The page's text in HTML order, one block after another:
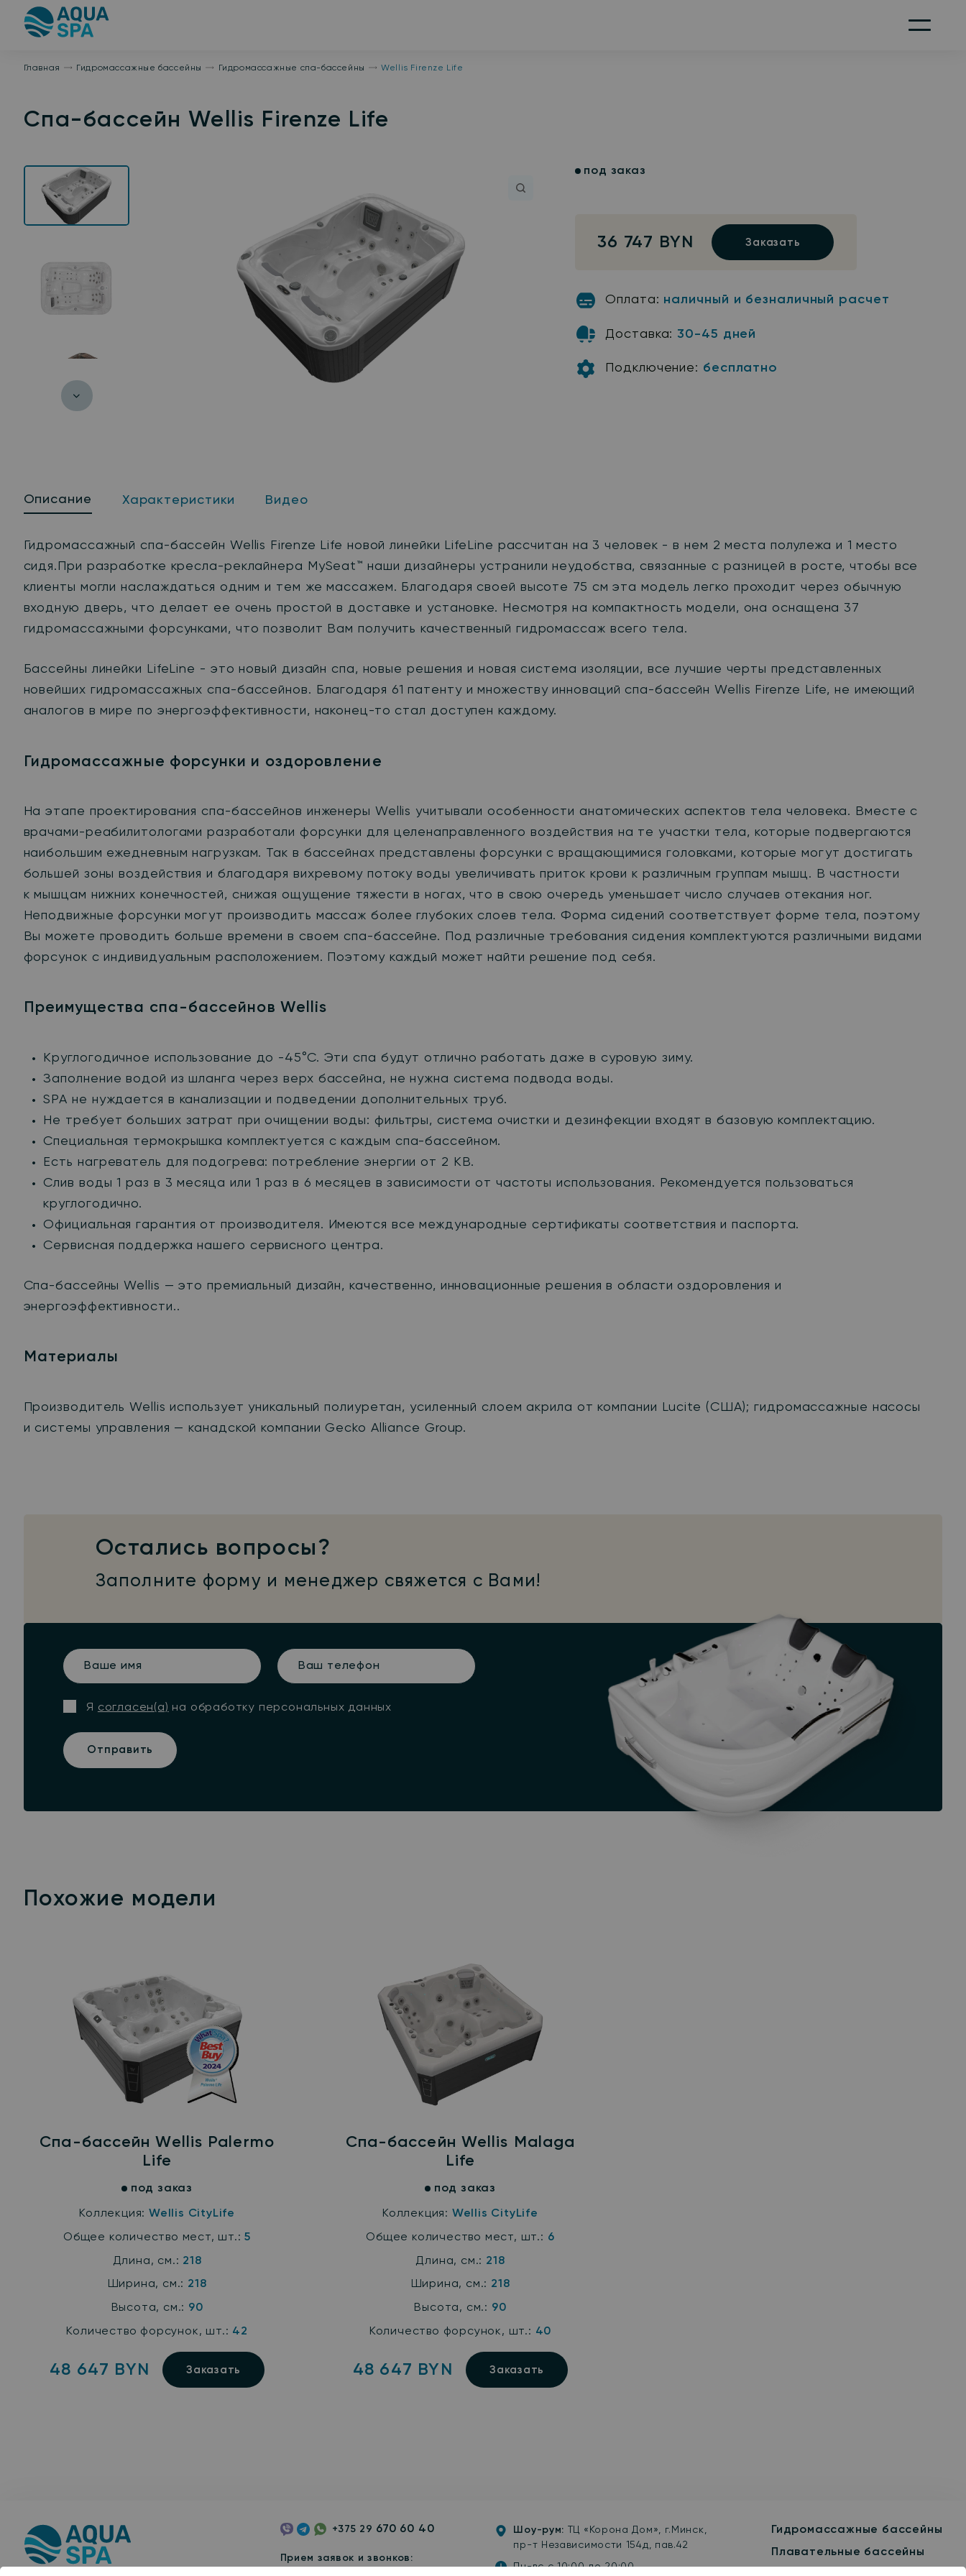
На
главную
Меню
Главная Гидромассажные бассейны Гидромассажные спа-бассейны Wellis Firenze Life
Спа-бассейн Wellis Firenze Life
под заказ
36 747 BYN Заказать
Оплата: наличный и безналичный расчет
Доставка: 30-45 дней
Подключение: бесплатно
Описание Характеристики Видео
Гидромассажный спа-бассейн Wellis Firenze Life новой линейки LifeLine рассчитан на 3 человек - в нем 2 места полулежа и 1 место
сидя.При разработке кресла-реклайнера MySeat™ наши дизайнеры устранили неудобства, связанные с разницей в росте, чтобы все
клиенты могли наслаждаться одним и тем же массажем. Благодаря своей высоте 75 см эта модель легко проходит через обычную
входную дверь, что делает ее очень простой в доставке и установке. Несмотря на компактность модели, она оснащена 37
гидромассажными форсунками, что позволит Вам получить качественный гидромассаж всего тела.
Бассейны линейки LifeLine - это новый дизайн спа, новые решения и новая система изоляции, все лучшие черты представленных
новейших гидромассажных спа-бассейнов. Благодаря 61 патенту и множеству инноваций спа-бассейн Wellis Firenze Life, не имеющий
аналогов в мире по энергоэффективности, наконец-то стал доступен каждому.
Гидромассажные форсунки и оздоровление
На этапе проектирования спа-бассейнов инженеры Wellis учитывали особенности анатомических аспектов тела человека. Вместе с
врачами-реабилитологами разработали форсунки для целенаправленного воздействия на те участки тела, которые подвергаются
наибольшим ежедневным нагрузкам. Так в бассейнах представлены форсунки с вращающимися головками, которые могут достигать
большей зоны воздействия и благодаря вихревому потоку воды увеличивать приток крови к различным группам мышц. В частности
к мышцам нижних конечностей, снижая ощущение тяжести в ногах, что в свою очередь уменьшает число случаев отекания ног.
Неподвижные форсунки могут производить массаж более глубоких слоев тела. Форма сидений соответствует форме тела, поэтому
Вы можете проводить больше времени в своем спа-бассейне. Под различные требования сидения комплектуются различными видами
форсунок с индивидуальным расположением. Поэтому каждый может найти решение под себя.
Преимущества спа-бассейнов Wellis
Круглогодичное использование до -45°С. Эти спа будут отлично работать даже в суровую зиму.
Заполнение водой из шланга через верх бассейна, не нужна система подвода воды.
SPA не нуждается в канализации и подведении дополнительных труб.
Не требует больших затрат при очищении воды: фильтры, система очистки и дезинфекции входят в базовую комплектацию.
Специальная термокрышка комплектуется с каждым спа-бассейном.
Есть нагреватель для подогрева: потребление энергии от 2 КВ.
Слив воды 1 раз в 3 месяца или 1 раз в 6 месяцев в зависимости от частоты использования. Рекомендуется пользоваться
круглогодично.
Официальная гарантия от производителя. Имеются все международные сертификаты соответствия и паспорта.
Сервисная поддержка нашего сервисного центра.
Спа-бассейны Wellis — это премиальный дизайн, качественно, инновационные решения в области оздоровления и
энергоэффективности..
Материалы
Производитель Wellis использует уникальный полиуретан, усиленный слоем акрила от компании Lucite (США); гидромассажные насосы
и системы управления — канадской компании Gecko Alliance Group.
Остались вопросы?
Заполните форму и менеджер свяжется с Вами!
Ваше
имя
Ваш
телефон
Я согласен(а) на обработку персональных данных
Отправить
Похожие модели
Спа-бассейн Wellis Palermo
Life
под заказ
Коллекция: Wellis CityLife
Общее количество мест, шт.:5
Длина, см.: 218
Ширина, см.: 218
Высота, см.: 90
Количество форсунок, шт.: 42
48 647 BYN Заказать
Спа-бассейн Wellis Malaga
Life
под заказ
Коллекция: Wellis CityLife
Общее количество мест, шт.: 6
Длина, см.: 218
Ширина, см.: 218
Высота, см.: 90
Количество форсунок, шт.: 40
48 647 BYN Заказать
+375 29 670 60 40
Прием заявок и звонков:
Шоу-рум: ТЦ «Корона Дом», г.Минск,
пр-т Независимости 154д, пав.42
Пн-вс с 10:00 до 20:00
Гидромассажные бассейны
Плавательные бассейны